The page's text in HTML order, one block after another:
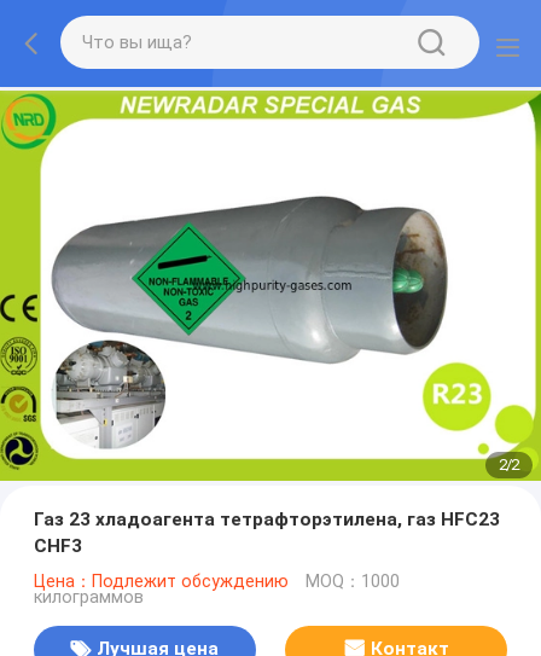
2/2
Газ 23 хладоагента тетрафторэтилена, газ HFC23
CHF3
Цена：Подлежит обсуждению MOQ：1000
килограммов
Лучшая цена Контакт